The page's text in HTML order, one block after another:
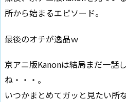
所から始まるエピソード。
最後のオチが逸品ｗ
京アニ版Kanonは結局まだ一話
ね・・・。
いつかまとめてガッと見たい所